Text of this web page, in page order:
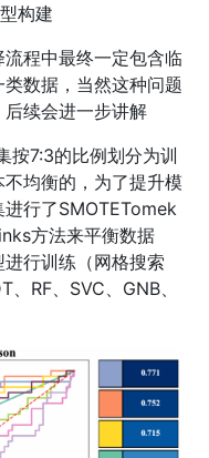
构建
程中最终一定包含临
数据，当然这种问题
续会进一步讲解
按7:3的比例划分为训
均衡的，为了提升模
行了SMOTETomek
方法来平衡数据
行训练（网格搜索
RF、SVC、GNB、